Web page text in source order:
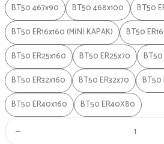
BT50 467x90
BT50 468x100 BT50
BT50 ER16x160 (MİNİ KAPAK)
BT50
BT50 ER25x160
BT50 ER25x70
BT50
BT50 ER32x160
BT50 ER32x70
BT50
BT50 ER40x160
BT50 ER40X80